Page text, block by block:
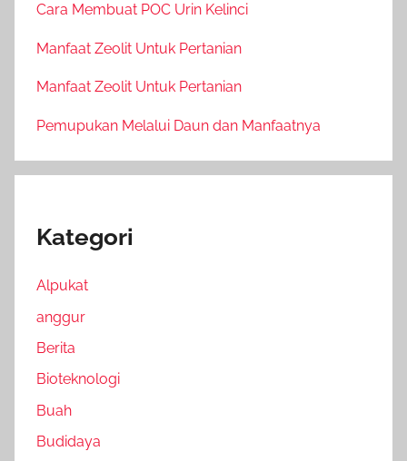
Cara Membuat POC Urin Kelinci
Manfaat Zeolit Untuk Pertanian
Manfaat Zeolit Untuk Pertanian
Pemupukan Melalui Daun dan Manfaatnya
Kategori
Alpukat
anggur
Berita
Bioteknologi
Buah
Budidaya